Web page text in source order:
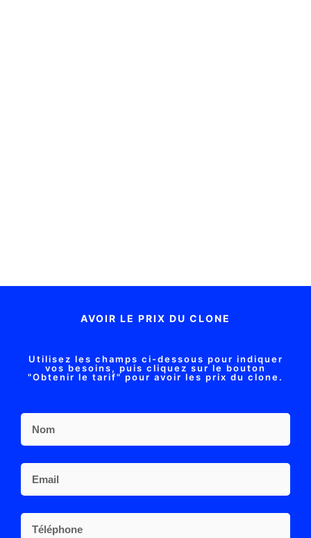
AVOIR LE PRIX DU CLONE
Utilisez les champs ci-dessous pour indiquer
vos besoins, puis cliquez sur le bouton
"Obtenir le tarif" pour avoir les prix du clone.